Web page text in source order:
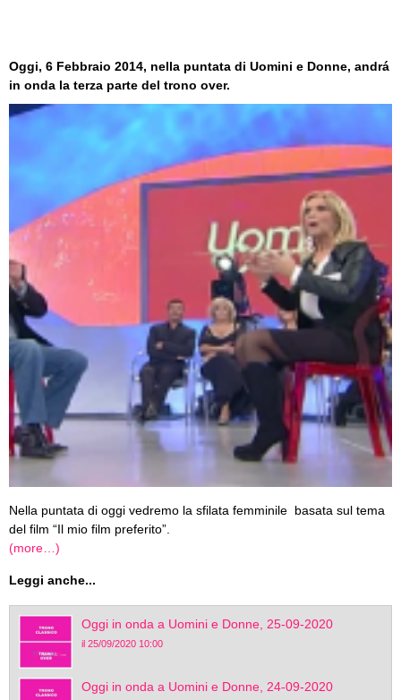
Oggi, 6 Febbraio 2014, nella puntata di Uomini e Donne, andrá
in onda la terza parte del trono over.
Nella puntata di oggi vedremo la sfilata femminile basata sul tema
del film “Il mio film preferito”.
(more…)
Leggi anche...
Oggi in onda a Uomini e Donne, 25-09-2020
il 25/09/2020 10:00
Oggi in onda a Uomini e Donne, 24-09-2020